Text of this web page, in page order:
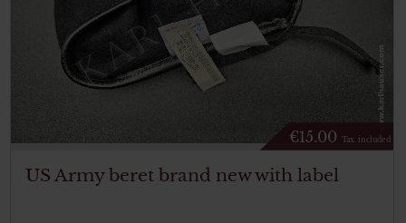
€15.00 Tax. included
US Army beret brand new with label